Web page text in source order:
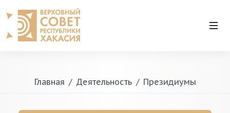
Главная Деятельность Президиумы